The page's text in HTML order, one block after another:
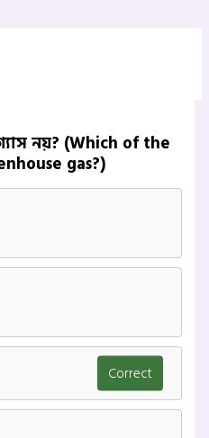
নয়? (Which of the
gas?)
Correct